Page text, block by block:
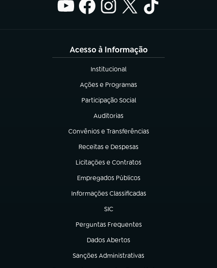
Acesso à Informação
Institucional
(abre em nova aba)
Ações e Programas
(abre em nova aba)
Participação Social
(abre em nova aba)
Auditorias
(abre em nova aba)
Convênios e Transferências
(abre em nova aba)
Receitas e Despesas
(abre em nova aba)
Licitações e Contratos
(abre em nova aba)
Empregados Públicos
(abre em nova aba)
Informações Classificadas
(abre em nova aba)
SIC
(abre em nova aba)
Perguntas Frequentes
(abre em nova aba)
Dados Abertos
(abre em nova aba)
Sanções Administrativas
(abre em nova aba)